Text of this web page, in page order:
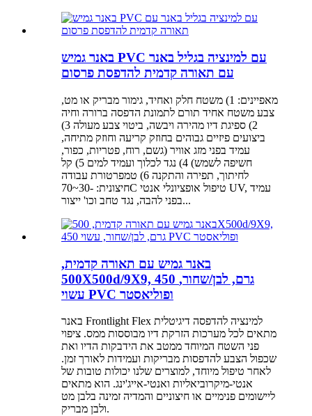
באנר גמיש PVC עם למינציה בגליל באנר
עם תאורה קדמית להדפסת פרסום
מאפיינים: 1) משטח חלק ואחיד, גימור מבריק או מט,
צבע משטח אחיד תורם לתמונת הדפסה ברורה וחיה
2) ספיגת דיו מהירה ויבשה, ביטוי צבע מעולה 3)
ביצועים פיזיים גבוהים בחוזק קריעה וחוזק מתיחה,
עמיד בפני מזג אוויר (גשם, רוח, פטריות, כפור,
חשיפה לשמש) 4) נגד לכלוך ועמיד למים 5) קל
לחיתוך, תפירה והתקנה 6) טמפרטורת עבודה
חיצונית: -30~70C טיפול אופציונלי אנטי UV, עמיד
בפני להבה, נגד טחב וכו' ייצור...
באנר גמיש עם תאורה קדמית,
500X500d/9X9, 450 גרם, לבן/שחור,
עשוי PVC ופוליאסטר
באנר Frontlight Flex למינציה להדפסה דיגיטלית
מתאים לכל מערכות הזרקת דיו מבוססות ממס. ציפוי
פני השטח המיוחד ממטב את הידבקות הדיו ואת
שכפול הצבע להדפסות מבריקות ועמידות לאורך זמן.
לאחר טיפול מיוחד, למוצרים שלנו יכולות טובות של
אנטי-מיקרוביאליות ואנטי-אייג'ינג. הוא מתאים
ליישומים פנימיים או חיצוניים והמדיה זמינה בלבן מט
ולבן מבריק.